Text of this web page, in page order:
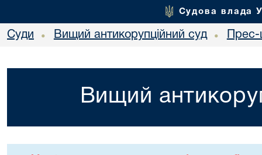
Судова влада
Суди • Вищий антикорупційний суд •
Вищий